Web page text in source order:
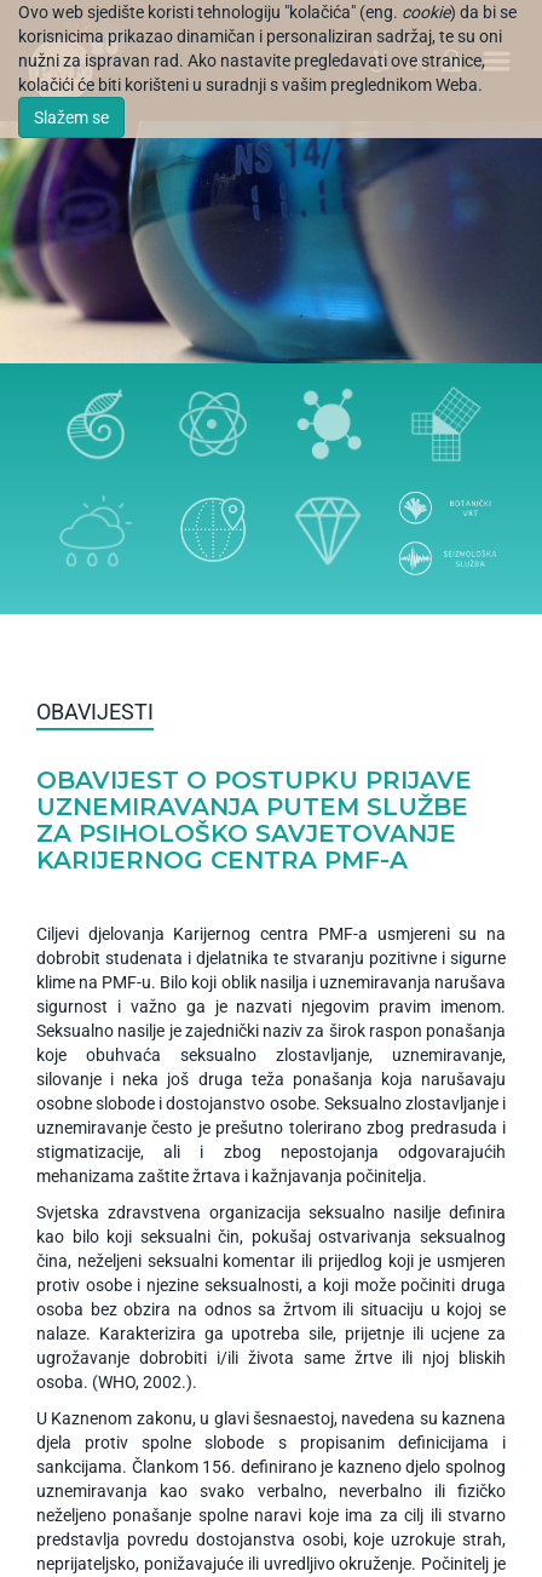
Ovo web sjedište koristi tehnologiju "kolačića" (eng. cookie) da bi se
korisnicima prikazao dinamičan i personaliziran sadržaj, te su oni
nužni za ispravan rad. Ako nastavite pregledavati ove stranice,
kolačići će biti korišteni u suradnji s vašim preglednikom Weba.
Slažem se
EN
OBAVIJESTI
OBAVIJEST O POSTUPKU PRIJAVE
UZNEMIRAVANJA PUTEM SLUŽBE
ZA PSIHOLOŠKO SAVJETOVANJE
KARIJERNOG CENTRA PMF-A
Ciljevi djelovanja Karijernog centra PMF-a usmjereni su na
dobrobit studenata i djelatnika te stvaranju pozitivne i sigurne
klime na PMF-u. Bilo koji oblik nasilja i uznemiravanja narušava
sigurnost i važno ga je nazvati njegovim pravim imenom.
Seksualno nasilje je zajednički naziv za širok raspon ponašanja
koje obuhvaća seksualno zlostavljanje, uznemiravanje,
silovanje i neka još druga teža ponašanja koja narušavaju
osobne slobode i dostojanstvo osobe. Seksualno zlostavljanje i
uznemiravanje često je prešutno tolerirano zbog predrasuda i
stigmatizacije, ali i zbog nepostojanja odgovarajućih
mehanizama zaštite žrtava i kažnjavanja počinitelja.
Svjetska zdravstvena organizacija seksualno nasilje definira
kao bilo koji seksualni čin, pokušaj ostvarivanja seksualnog
čina, neželjeni seksualni komentar ili prijedlog koji je usmjeren
protiv osobe i njezine seksualnosti, a koji može počiniti druga
osoba bez obzira na odnos sa žrtvom ili situaciju u kojoj se
nalaze. Karakterizira ga upotreba sile, prijetnje ili ucjene za
ugrožavanje dobrobiti i/ili života same žrtve ili njoj bliskih
osoba. (WHO, 2002.).
U Kaznenom zakonu, u glavi šesnaestoj, navedena su kaznena
djela protiv spolne slobode s propisanim definicijama i
sankcijama. Člankom 156. definirano je kazneno djelo spolnog
uznemiravanja kao svako verbalno, neverbalno ili fizičko
neželjeno ponašanje spolne naravi koje ima za cilj ili stvarno
predstavlja povredu dostojanstva osobi, koje uzrokuje strah,
neprijateljsko, ponižavajuće ili uvredljivo okruženje. Počinitelj je